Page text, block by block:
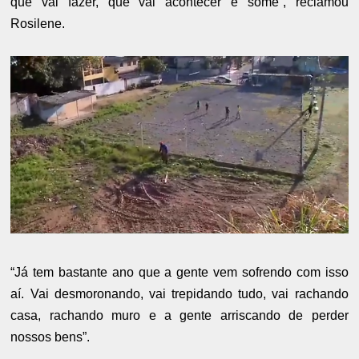
Rosilene.
“Já tem bastante ano que a gente vem sofrendo com isso
aí. Vai desmoronando, vai trepidando tudo, vai rachando
casa, rachando muro e a gente arriscando de perder
nossos bens”.